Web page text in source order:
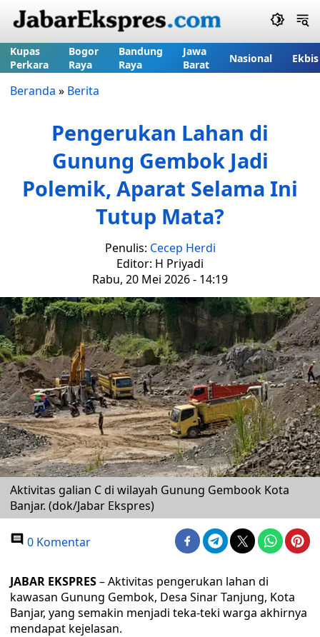
Kupas
Perkara
Bogor
Raya
Bandung
Raya
Jawa
Barat
Nasional Ekbis
Beranda » Berita
Pengerukan Lahan di
Gunung Gembok Jadi
Polemik, Aparat Selama Ini
Tutup Mata?
Penulis: Cecep Herdi
Editor: H Priyadi
Rabu, 20 Mei 2026 - 14:19
Aktivitas galian C di wilayah Gunung Gembook Kota
Banjar. (dok/Jabar Ekspres)
0 Komentar
JABAR EKSPRES– Aktivitas pengerukan lahan di
kawasan Gunung Gembok, Desa Sinar Tanjung, Kota
Banjar, yang semakin menjadi teka-teki warga akhirnya
mendapat kejelasan.